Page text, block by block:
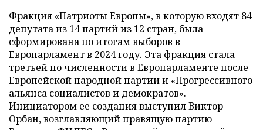
Фракция «Патриоты Европы», в которую входят 84
депутата из 14 партий из 12 стран, была
сформирована по итогам выборов в
Европарламент в 2024 году. Эта фракция стала
третьей по численности в Европарламенте после
Европейской народной партии и «Прогрессивного
альянса социалистов и демократов».
Инициатором ее создания выступил Виктор
Орбан, возглавляющий правящую партию